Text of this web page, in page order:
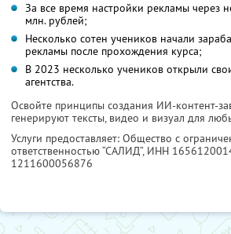
За все время настройки рекламы через
млн. рублей;
Несколько сотен учеников начали
рекламы после прохождения курса;
В 2023 несколько учеников открыли
агентства.
Освойте принципы создания ИИ-контент-
генерируют тексты, видео и визуал для
Услуги предоставляет: Общество с
ответственностью “САЛИД”, ИНН
1211600056876